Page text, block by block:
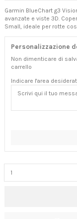
Garmin BlueChart g3
avanzate e viste 3D.
Small, ideale per rotte
Personalizzazione
Non dimenticare di
carrello
Indicare l'area